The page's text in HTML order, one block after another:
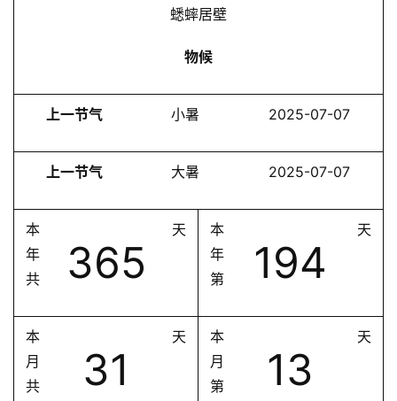
蟋蟀居壁
物候
上一节气 小暑 2025-07-07
上一节气 大暑 2025-07-07
本
年
共
365
天
本
年
第
194
天
本
月
共
31
天
本
月
第
13
天